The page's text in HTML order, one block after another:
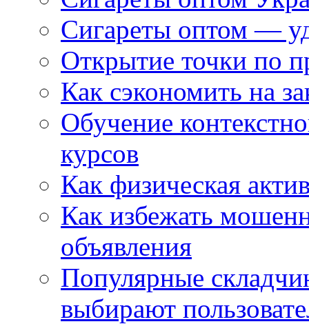
Сигареты оптом —
Открытие точки по
Как сэкономить на
Обучение
курсов
Как физическая
Как избежать
объявления
Популярные
выбирают